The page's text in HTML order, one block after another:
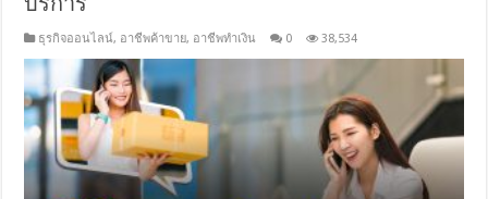
ธุรกิจออนไลน์, อาชีพค้าขาย, อาชีพทำเงิน 0 38,534